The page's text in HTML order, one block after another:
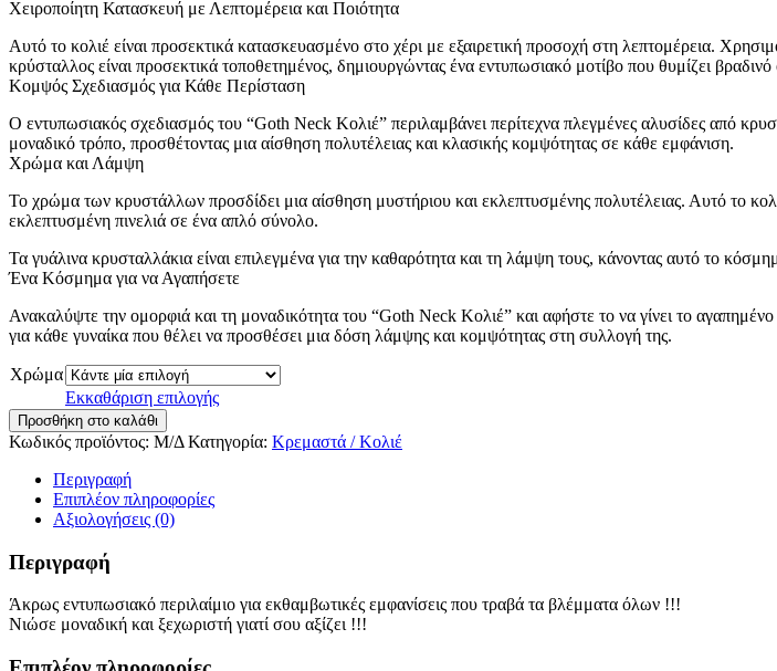
Χειροποίητη Κατασκευή με Λεπτομέρεια και Ποιότητα
Αυτό το κολιέ είναι προσεκτικά κατασκευασμένο στο χέρι με εξαιρετική προσοχή στη λεπτομέρεια.
κρύσταλλος είναι προσεκτικά τοποθετημένος, δημιουργώντας ένα εντυπωσιακό μοτίβο που θυμίζει
Κομψός Σχεδιασμός για Κάθε Περίσταση
Ο εντυπωσιακός σχεδιασμός του “Goth Neck Κολιέ” περιλαμβάνει περίτεχνα πλεγμένες αλυσίδες από
μοναδικό τρόπο, προσθέτοντας μια αίσθηση πολυτέλειας και κλασικής κομψότητας σε κάθε εμφάνιση.
Χρώμα και Λάμψη
Το χρώμα των κρυστάλλων προσδίδει μια αίσθηση μυστήριου και εκλεπτυσμένης πολυτέλειας. Αυτό το
εκλεπτυσμένη πινελιά σε ένα απλό σύνολο.
Τα γυάλινα κρυσταλλάκια είναι επιλεγμένα για την καθαρότητα και τη λάμψη τους, κάνοντας αυτό το
Ένα Κόσμημα για να Αγαπήσετε
Ανακαλύψτε την ομορφιά και τη μοναδικότητα του “Goth Neck Κολιέ” και αφήστε το να γίνει το
για κάθε γυναίκα που θέλει να προσθέσει μια δόση λάμψης και κομψότητας στη συλλογή της.
Χρώμα
Εκκαθάριση επιλογής
Goth
Neck
ποσότητα
Προσθήκη στο καλάθι
Κωδικός προϊόντος: Μ/Δ Κατηγορία: Κρεμαστά / Κολιέ
Περιγραφή
Επιπλέον πληροφορίες
Αξιολογήσεις (0)
Περιγραφή
Άκρως εντυπωσιακό περιλαίμιο για εκθαμβωτικές εμφανίσεις που τραβά τα βλέμματα όλων !!!
Νιώσε μοναδική και ξεχωριστή γιατί σου αξίζει !!!